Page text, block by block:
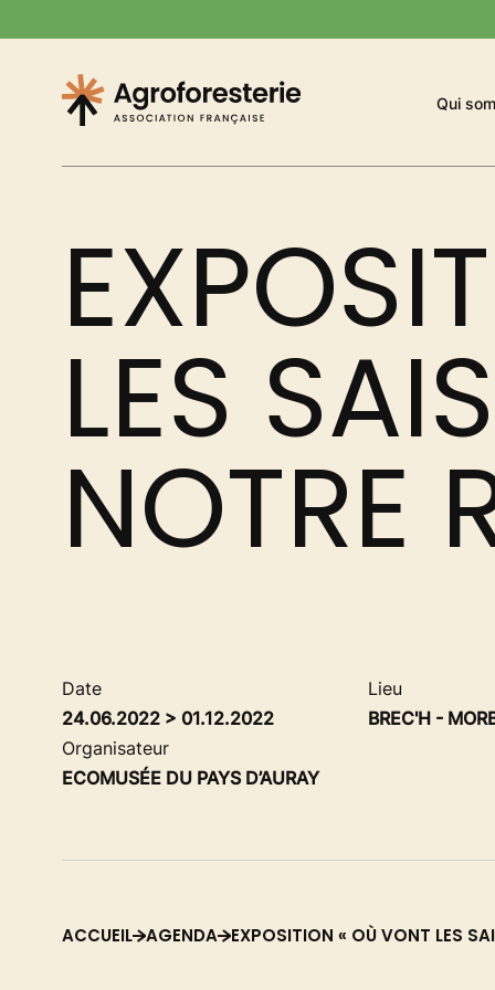
Qui
Agroforesterie Péyi
LES
NOTRE
Date
24.06.2022 > 01.12.2022
Lieu
BREC'H -
Organisateur
ECOMUSÉE DU PAYS D’AURAY
ACCUEIL AGENDA EXPOSITION « OÙ VONT LES